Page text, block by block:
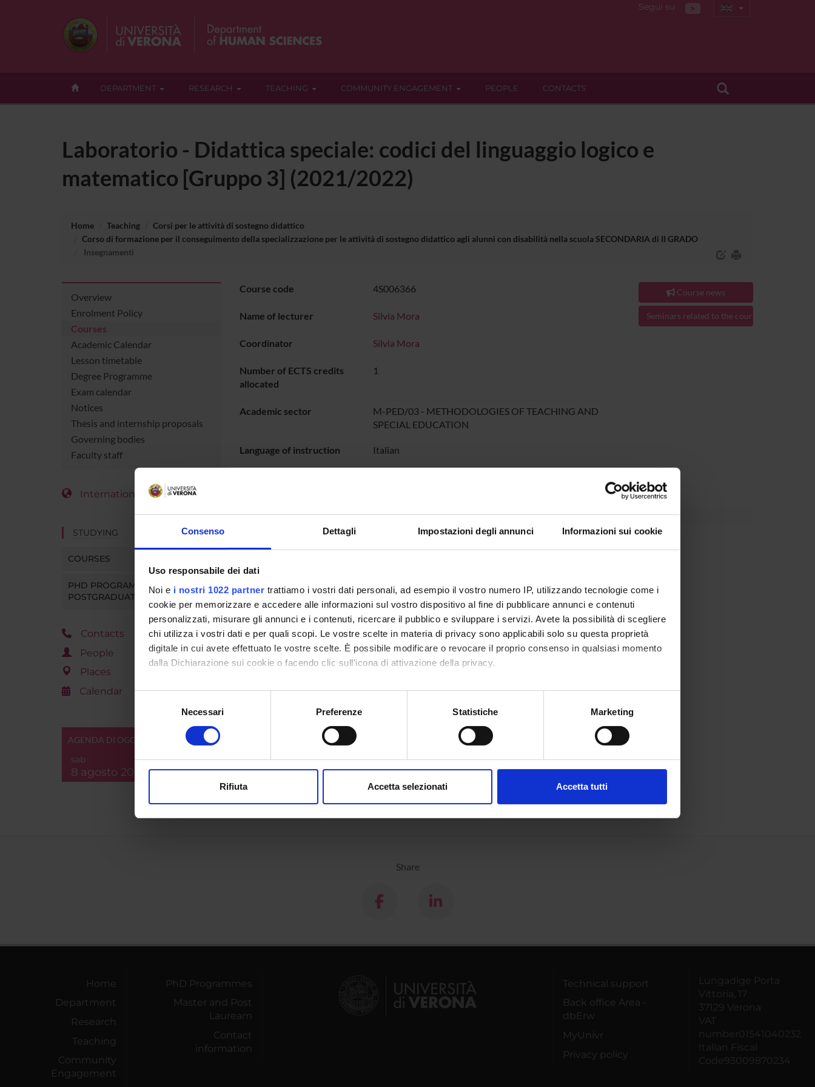
Consenso Dettagli Impostazioni degli annunci Informazioni sui cookie
Uso responsabile dei dati
Noi e i nostri 1022 partner trattiamo i vostri dati personali, ad esempio il vostro numero IP, utilizzando tecnologie come i
cookie per memorizzare e accedere alle informazioni sul vostro dispositivo al fine di pubblicare annunci e contenuti
personalizzati, misurare gli annunci e i contenuti, ricercare il pubblico e sviluppare i servizi. Avete la possibilità di scegliere
chi utilizza i vostri dati e per quali scopi. Le vostre scelte in materia di privacy sono applicabili solo su questa proprietà
digitale in cui avete effettuato le vostre scelte. È possibile modificare o revocare il proprio consenso in qualsiasi momento
dalla Dichiarazione sui cookie o facendo clic sull'icona di attivazione della privacy.
Con il tuo consenso, vorremmo anche:
raccogliere informazioni sulla tua posizione geografica, con un'approssimazione di qualche metro,
digitali).
modificare o ritirare il tuo consenso in qualsiasi momento dalla Dichiarazione sui cookie.
consenso
Necessari Preferenze Statistiche Marketing
Rifiuta Accetta selezionati Accetta tutti
Segui su
DEPARTMENT RESEARCH TEACHING COMMUNITY ENGAGEMENT PEOPLE CONTACTS
Laboratorio - Didattica speciale: codici del linguaggio logico e
matematico [Gruppo 3] (2021/2022)
Home Teaching
Corsi per le attività di sostegno didattico
Corso di formazione per il conseguimento della specializzazione per le attività di sostegno didattico agli alunni con disabilità nella scuola SECONDARIA di II GRADO
Insegnamenti
Overview
Enrolment Policy
Courses
Academic Calendar
Lesson timetable
Degree Programme
Exam calendar
Notices
Thesis and internship proposals
Governing bodies
Faculty staff
International Students
STUDYING
COURSES
PHD PROGRAMMES AND
POSTGRADUATE TRAINING
Contacts
People
Places
Calendar
AGENDA DI OGGI
sab
8 agosto 2026
Course code 4S006366
Name of lecturer Silvia Mora
Coordinator Silvia Mora
Number of ECTS credits
allocated
1
Academic sector
M-PED/03 - METHODOLOGIES OF TEACHING AND
SPECIAL EDUCATION
Language of instruction Italian
Course news
Seminars related to the course
LESSON TIMETABLE
Share
Home
Department
Research
Teaching
Community
Engagement
PhD Programmes
Master and Post
Lauream
Contact
information
Technical support
Back office Area -
dbErw
MyUnivr
Privacy policy
Lungadige Porta
Vittoria, 17
37129 Verona
VAT
number01541040232
Italian Fiscal
Code93009870234